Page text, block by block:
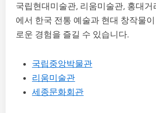
국립현대미술관, 리움미술관, 홍대거
에서 한국 전통 예술과 현대 창작물
로운 경험을 즐길 수 있습니다.
국립중앙박물관
리움미술관
세종문화회관